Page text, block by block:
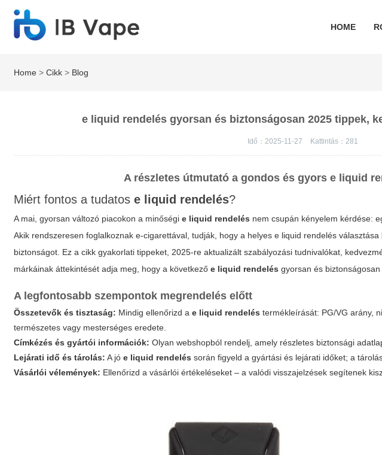
HOME
Home >Cikk > Blog
e liquid rendelés gyorsan és biztonságosan 2025 tippek,
Idő：2025-11-27 Kattintás：281
A részletes útmutató a gondos és gyors e liquid
Miért fontos a tudatose liquid rendelés?
A mai, gyorsan változó piacokon a minőségie liquid rendelés nem csupán kényelem kérdése:
Akik rendszeresen foglalkoznak e-cigarettával, tudják, hogy a helyese liquid rendelés választása
biztonságot. Ez a cikk gyakorlati tippeket, 2025-re aktualizált szabályozási tudnivalókat,
márkáinak áttekintését adja meg, hogy a következőe liquid rendelés gyorsan és biztonságosan
A legfontosabb szempontok megrendelés előtt
Összetevők és tisztaság: Mindig ellenőrizd ae liquid rendelés termékleírását: PG/VG arány,
természetes vagy mesterséges eredete.
Címkézés és gyártói információk: Olyan webshopból rendelj, amely részletes biztonsági
Lejárati idő és tárolás: A jóe liquid rendelés során figyeld a gyártási és lejárati időket; a
Vásárlói vélemények: Ellenőrizd a vásárlói értékeléseket – a valódi visszajelzések segítenek